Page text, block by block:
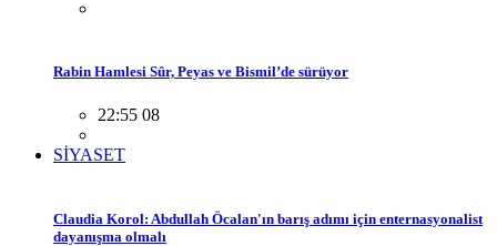
Rabin Hamlesi Sûr, Peyas ve Bismil’de sürüyor
22:55 08
SİYASET
Claudia Korol: Abdullah Öcalan'ın barış adımı için enternasyonalist
dayanışma olmalı